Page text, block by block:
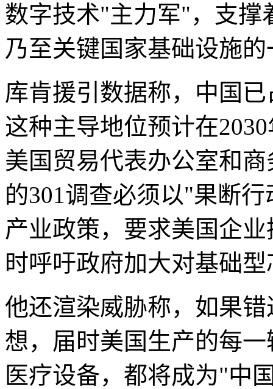
数字技术"主力军"，支撑
乃至关键国家基础设施
库肯援引数据称，中国
这种主导地位预计在
美国贸易代表办公室和
的301调查必须以"果断
产业政策，要求美国企
时呼吁政府加大对基础
他还渲染威胁称，如果
想，届时美国生产的每
医疗设备，都将成为"中